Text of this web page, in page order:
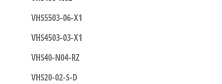
VHS5503-06-X1
VHS4503-03-X1
VHS40-N04-RZ
VHS20-02-S-D